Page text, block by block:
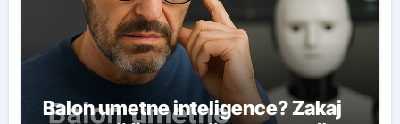
Balon umetne inteligence? Zakaj